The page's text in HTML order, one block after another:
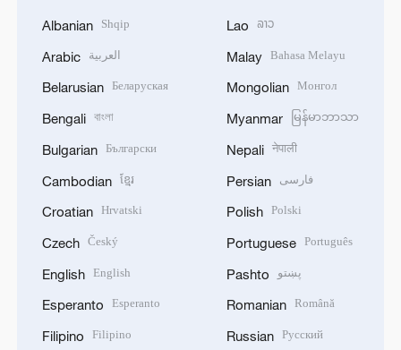
Albanian Shqip
Arabic العربية
Belarusian Беларуская
Bengali বাংলা
Bulgarian Български
Cambodian ខ្មែរ
Croatian Hrvatski
Czech Český
English English
Esperanto Esperanto
Filipino Filipino
Lao ລາວ
Malay Bahasa Melayu
Mongolian Монгол
Myanmar မြန်မာဘာသာ
Nepali नेपाली
Persian فارسی
Polish Polski
Portuguese Português
Pashto پښتو
Romanian Română
Russian Русский